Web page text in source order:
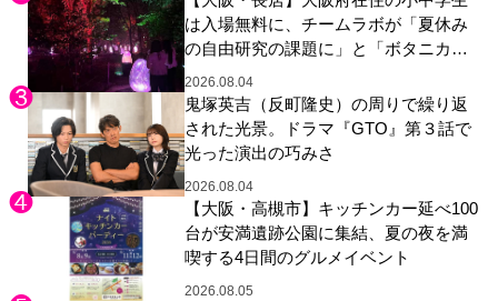
は入場無料に、チームラボが「夏休み
の自由研究の課題に」と「ボタニカル
ガーデン 大阪」へ招待
2026.08.04
鬼塚英吉（反町隆史）の周りで繰り返
された光景。ドラマ『GTO』第３話で
光った演出の巧みさ
2026.08.04
【大阪・高槻市】キッチンカー延べ100
台が安満遺跡公園に集結、夏の夜を満
喫する4日間のグルメイベント
2026.08.05